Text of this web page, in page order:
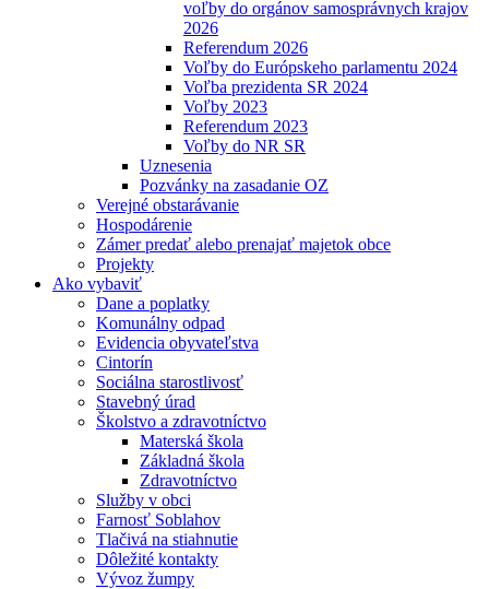
voľby do orgánov samosprávnych krajov
2026
Referendum 2026
Voľby do Európskeho parlamentu 2024
Voľba prezidenta SR 2024
Voľby 2023
Referendum 2023
Voľby do NR SR
Uznesenia
Pozvánky na zasadanie OZ
Verejné obstarávanie
Hospodárenie
Zámer predať alebo prenajať majetok obce
Projekty
Ako vybaviť
Dane a poplatky
Komunálny odpad
Evidencia obyvateľstva
Cintorín
Sociálna starostlivosť
Stavebný úrad
Školstvo a zdravotníctvo
Materská škola
Základná škola
Zdravotníctvo
Služby v obci
Farnosť Soblahov
Tlačivá na stiahnutie
Dôležité kontakty
Vývoz žumpy